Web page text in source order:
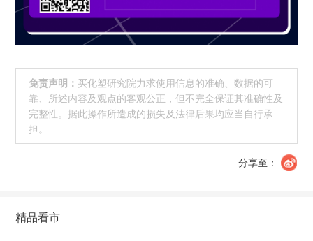
免责声明： 买化塑研究院力求使用信息的准确、数据的可
靠、所述内容及观点的客观公正，但不完全保证其准确性及
完整性。据此操作所造成的损失及法律后果均应当自行承
担。
分享至：
精品看市